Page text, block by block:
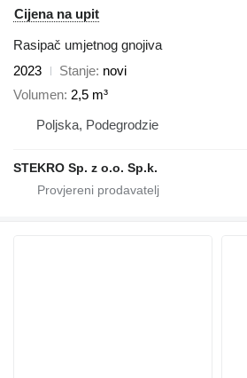
Cijena na upit
Rasipač umjetnog gnojiva
2023
Stanje novi
Volumen 2,5 m³
Poljska, Podegrodzie
STEKRO Sp. z o.o. Sp.k.